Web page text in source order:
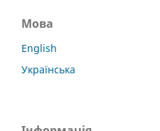
Мова
English
Українська